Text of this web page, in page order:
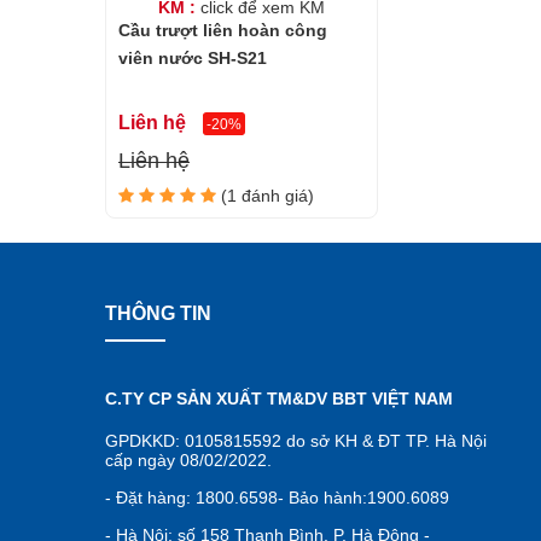
Cầu trượt được phối màutươi tắn, thu hút thị giác
mẫu còn tích hợp hình thú dễ thương. giúp bé phát
3. Lợi ích nổi bật khi sử dụng cầu
Không chỉ là món đồ chơi thông thường,
cho sự phát triển của trẻ:
cơ toàn thân. Đặc biệt, khi tích hợp phun nước, trẻ sẽ
? Tăng khả năng tư duy và khám phá
bé phát triển tư duy không gian, khả năng giải quyết vấn
KM : click để xem KM
Cầu trượt liên hoàn công
viên nước SH-S21
Liên hệ -20%
Liên hệ
(1 đánh giá)
THÔNG TIN
C.TY CP SẢN XUẤT TM&DV BBT VIỆT NAM
GPDKKD: 0105815592 do sở KH & ĐT TP. Hà Nội
cấp ngày 08/02/2022.
- Đặt hàng: 1800.6598- Bảo hành:1900.6089
- Hà Nội: số 158 Thanh Bình, P. Hà Đông -